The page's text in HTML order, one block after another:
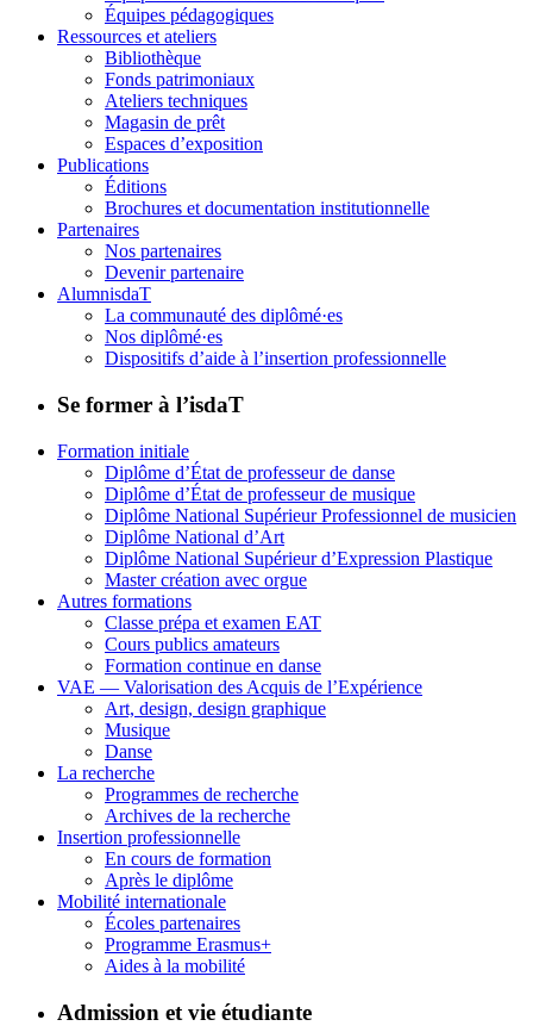
Équipes pédagogiques
Ressources et ateliers
Bibliothèque
Fonds patrimoniaux
Ateliers techniques
Magasin de prêt
Espaces d’exposition
Publications
Éditions
Brochures et documentation institutionnelle
Partenaires
Nos partenaires
Devenir partenaire
AlumnisdaT
La communauté des diplômé·es
Nos diplômé·es
Dispositifs d’aide à l’insertion professionnelle
Se former à l’isdaT
Formation initiale
Diplôme d’État de professeur de danse
Diplôme d’État de professeur de musique
Diplôme National Supérieur Professionnel de musicien
Diplôme National d’Art
Diplôme National Supérieur d’Expression Plastique
Master création avec orgue
Autres formations
Classe prépa et examen EAT
Cours publics amateurs
Formation continue en danse
VAE — Valorisation des Acquis de l’Expérience
Art, design, design graphique
Musique
Danse
La recherche
Programmes de recherche
Archives de la recherche
Insertion professionnelle
En cours de formation
Après le diplôme
Mobilité internationale
Écoles partenaires
Programme Erasmus+
Aides à la mobilité
Admission et vie étudiante